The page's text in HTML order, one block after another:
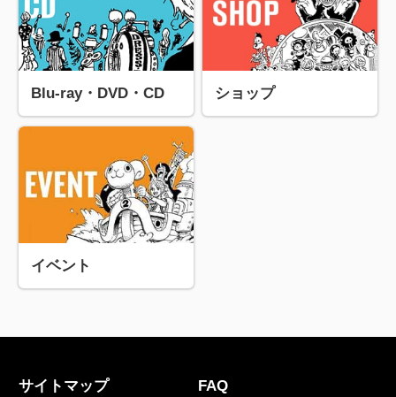
Blu-ray・DVD・CD ショップ
イベント
サイトマップ FAQ